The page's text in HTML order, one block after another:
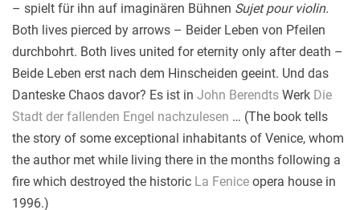
– spielt für ihn auf imaginären Bühnen Sujet pour violin.
Both lives pierced by arrows – Beider Leben von Pfeilen
durchbohrt. Both lives united for eternity only after death –
Beide Leben erst nach dem Hinscheiden geeint. Und das
Danteske Chaos davor? Es ist in John Berendts Werk Die
Stadt der fallenden Engel nachzulesen … (The book tells
the story of some exceptional inhabitants of Venice, whom
the author met while living there in the months following a
fire which destroyed the historic La Fenice opera house in
1996.)